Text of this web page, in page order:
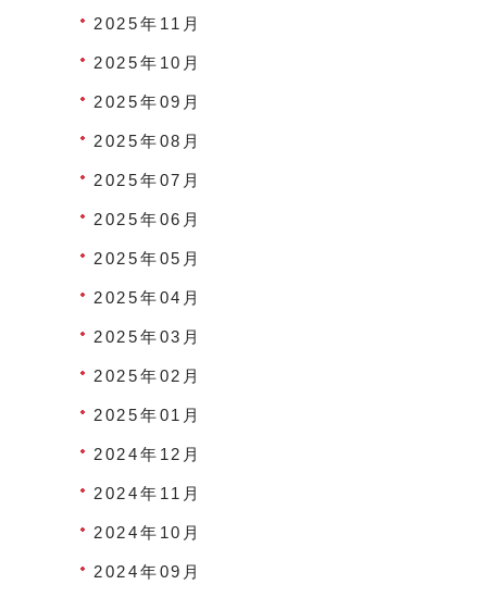
2025年11月
2025年10月
2025年09月
2025年08月
2025年07月
2025年06月
2025年05月
2025年04月
2025年03月
2025年02月
2025年01月
2024年12月
2024年11月
2024年10月
2024年09月